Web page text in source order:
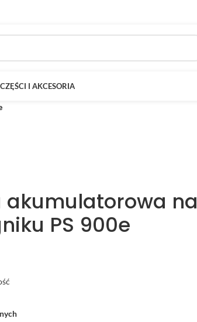
CZĘŚCI I AKCESORIA
akumulatorowa na
PS 900e